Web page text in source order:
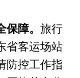
障。 旅行
省客运场站
防控工作指